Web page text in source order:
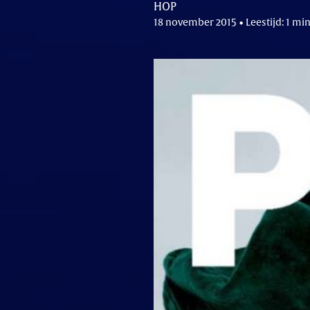
HOP
18 november 2015 • Leestijd: 1 min